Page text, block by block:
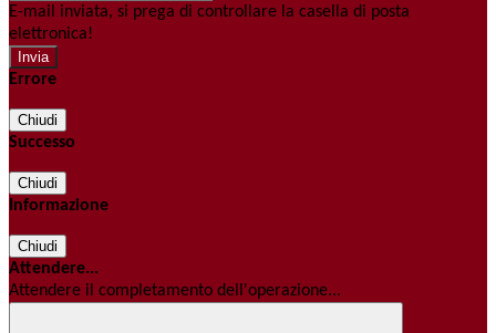
E-mail inviata, si prega di controllare la casella di posta
elettronica!
Errore
Chiudi
Successo
Chiudi
Informazione
Chiudi
Attendere...
Attendere il completamento dell'operazione...